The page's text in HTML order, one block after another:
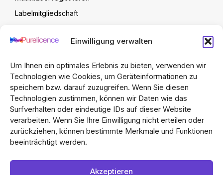
Einwilligung verwalten
Um Ihnen ein optimales Erlebnis zu bieten, verwenden wir
Technologien wie Cookies, um Geräteinformationen zu
speichern bzw. darauf zuzugreifen. Wenn Sie diesen
Technologien zustimmen, können wir Daten wie das
Surfverhalten oder eindeutige IDs auf dieser Website
verarbeiten. Wenn Sie Ihre Einwilligung nicht erteilen oder
zurückziehen, können bestimmte Merkmale und Funktionen
beeinträchtigt werden.
Akzeptieren
Labelmitgliedschaft
Artist Upload Vertrag
Dieser Marktplatz wurde von Omni-Channel